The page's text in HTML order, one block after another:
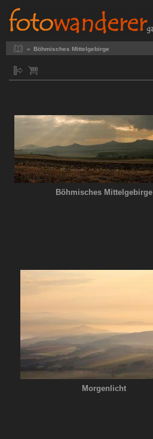
» Böhmisches Mittelgebirge
Böhmisches Mittelgebirge
Morgenlicht